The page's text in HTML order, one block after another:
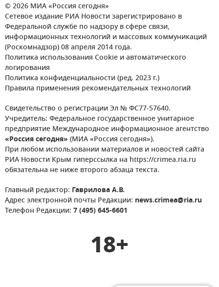
© 2026 МИА «Россия сегодня»
Сетевое издание РИА Новости зарегистрировано в
Федеральной службе по надзору в сфере связи,
информационных технологий и массовых коммуникаций
(Роскомнадзор) 08 апреля 2014 года.
Политика использования Cookie и автоматического
логирования
Политика конфиденциальности (ред. 2023 г.)
Правила применения рекомендательных технологий
Свидетельство о регистрации Эл № ФС77-57640.
Учредитель: Федеральное государственное унитарное
предприятие Международное информационное агентство
«Россия сегодня» (МИА «Россия сегодня»).
При любом использовании материалов и новостей сайта
РИА Новости Крым гиперссылка на https://crimea.ria.ru
обязательна не ниже второго абзаца текста.
Главный редактор: Гаврилова А.В.
Адрес электронной почты Редакции: news.crimea@ria.ru
Телефон Редакции: 7 (495) 645-6601
18+